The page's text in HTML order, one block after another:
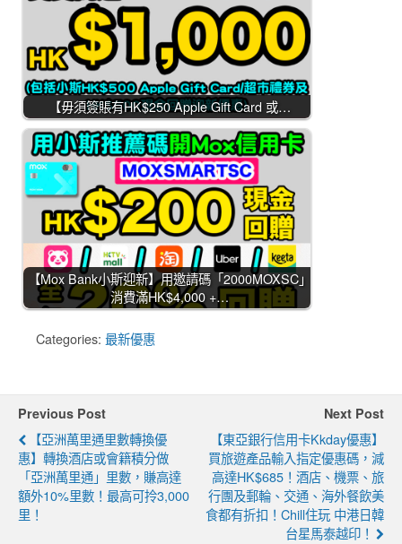
【毋須簽賬有HK$250 Apple Gift Card 或…
【Mox Bank小斯迎新】用邀請碼「2000MOXSC」
消費滿HK$4,000 +…
Categories: 最新優惠
Previous Post
【亞洲萬里通里數轉換優
惠】轉換酒店或會籍積分做
「亞洲萬里通」里數，賺高達
額外10%里數！最高可拎3,000
里！
Next Post
【東亞銀行信用卡kkday優惠】
買旅遊產品輸入指定優惠碼，減
高達HK$685！酒店、機票、旅
行團及郵輪、交通、海外餐飲美
食都有折扣！Chill住玩 中港日韓
台星馬泰越印！